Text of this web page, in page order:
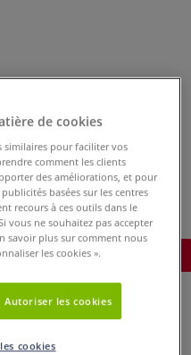
Prix TTC
Acheter ce Produit
produit
de cookies
similaires pour faciliter vos
comment les clients
des améliorations, et pour
basées sur les centres
recours à ces outils dans le
vous ne souhaitez pas accepter
savoir plus sur comment nous
les cookies ».
Autoriser les cookies
cookies